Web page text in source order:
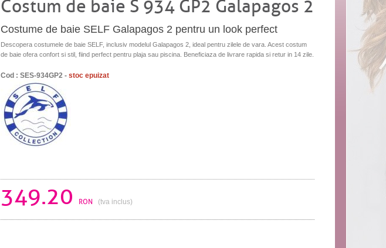
Costum de baie S 934 GP2 Galapagos 2
Costume de baie SELF Galapagos 2 pentru un look perfect
Descopera costumele de baie SELF, inclusiv modelul Galapagos 2, ideal pentru zilele de vara. Acest costum
de baie ofera confort si stil, fiind perfect pentru plaja sau piscina. Beneficiaza de livrare rapida si retur in 14 zile.
Cod : SES-934GP2 - stoc epuizat
349.20 RON (tva inclus)